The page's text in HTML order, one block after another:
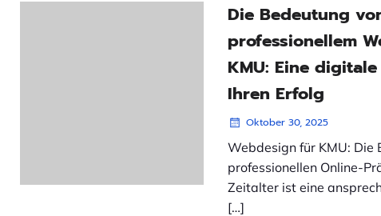
Die Bedeutung
professionellem
KMU: Eine
Ihren Erfolg
Oktober 30, 2025
Webdesign für KMU: Die
professionellen Online-
Zeitalter ist eine
[…]